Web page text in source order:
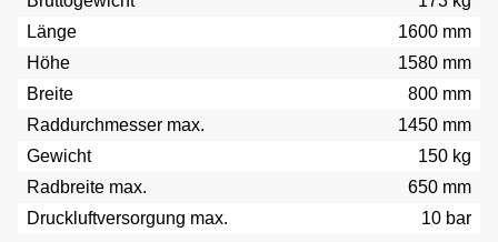
Länge
1600 mm
Höhe
1580 mm
Breite
800 mm
Raddurchmesser max.
1450 mm
Gewicht
150 kg
Radbreite max.
650 mm
Druckluftversorgung max.
10 bar